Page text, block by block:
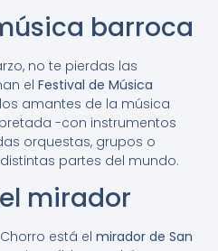
barroca
no te pierdas las
el Festival de Música
amantes de la música
-con instrumentos
orquestas, grupos o
partes del mundo.
mirador
está el mirador de San